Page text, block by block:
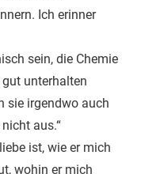
Ich erinner
sein, die Chemie
unterhalten
sie irgendwo auch
aus.“
ist, wie er mich
wohin er mich